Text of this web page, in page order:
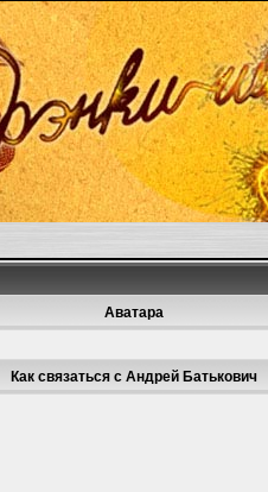
Аватара
Как связаться с Андрей Батькович